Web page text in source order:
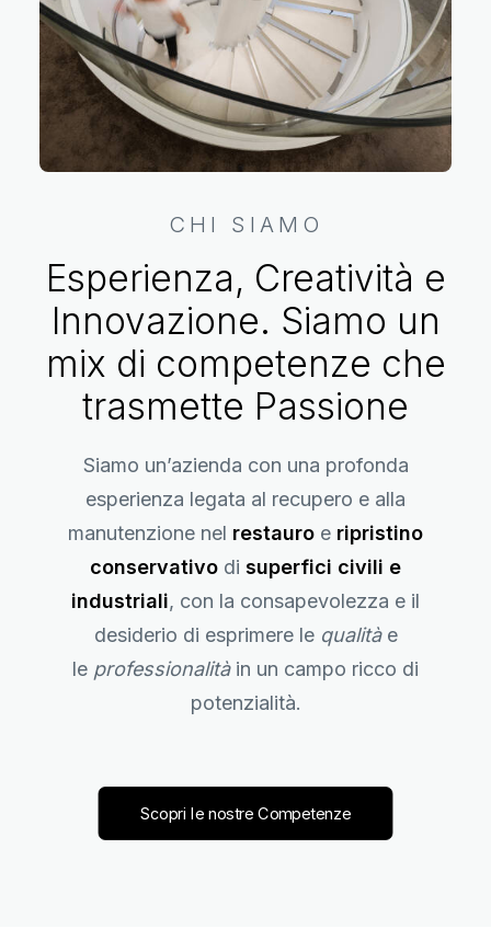
CHI SIAMO
Esperienza, Creatività e
Innovazione. Siamo un
mix di competenze che
trasmette Passione
Siamo un’azienda con una profonda
esperienza legata al recupero e alla
manutenzione nel restauro e ripristino
conservativo di superfici civili e
industriali, con la consapevolezza e il
desiderio di esprimere le qualitàe
le professionalitàin un campo ricco di
potenzialità.
Scopri le nostre Competenze